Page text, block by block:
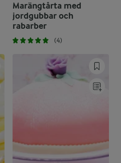
Marängtårta med
jordgubbar och
rabarber
(4)